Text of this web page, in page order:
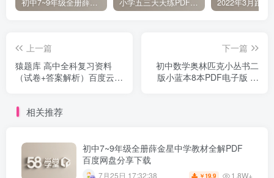
初中7~9年级全册薛金星中学教材全解PDF 百度网盘分享下载 小学五三天天练PDF（压缩打包）百度网盘分享下载
上一篇
猿题库 高中全科复习资料
（试卷+答案解析）百度云下
下一篇
初中数学奥林匹克小丛书二
版小蓝本8本PDF电子版 百
相关推荐
初中7~9年级全册薛金星中学教材全解PDF
百度网盘分享下载
7月25日 17:32:38 ￥ 19.9 1.8W+